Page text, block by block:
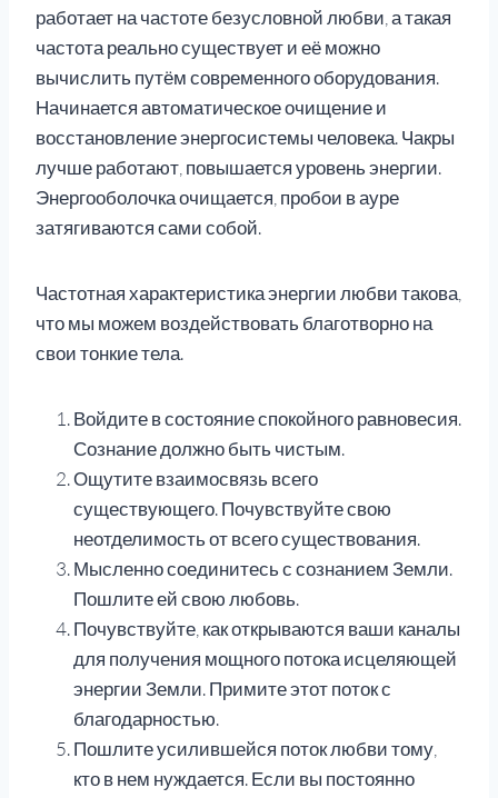
работает на частоте безусловной любви, а такая
частота реально существует и её можно
вычислить путём современного оборудования.
Начинается автоматическое очищение и
восстановление энергосистемы человека. Чакры
лучше работают, повышается уровень энергии.
Энергооболочка очищается, пробои в ауре
затягиваются сами собой.
Частотная характеристика энергии любви такова,
что мы можем воздействовать благотворно на
свои тонкие тела.
Войдите в состояние спокойного равновесия.
Сознание должно быть чистым.
Ощутите взаимосвязь всего
существующего. Почувствуйте свою
неотделимость от всего существования.
Мысленно соединитесь с сознанием Земли.
Пошлите ей свою любовь.
Почувствуйте, как открываются ваши каналы
для получения мощного потока исцеляющей
энергии Земли. Примите этот поток с
благодарностью.
Пошлите усилившейся поток любви тому,
кто в нем нуждается. Если вы постоянно